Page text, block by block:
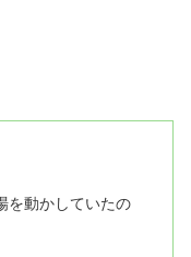
を動かしていたの